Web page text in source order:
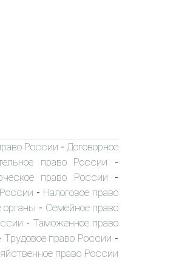
России - Договорное
право России -
право России -
- Налоговое право
органы - Семейное право
- Таможенное право
Трудовое право России -
право России